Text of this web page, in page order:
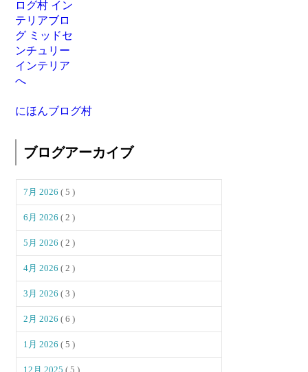
にほんブログ村
ブログアーカイブ
7月 2026( 5 )
6月 2026( 2 )
5月 2026( 2 )
4月 2026( 2 )
3月 2026( 3 )
2月 2026( 6 )
1月 2026( 5 )
12月 2025( 5 )